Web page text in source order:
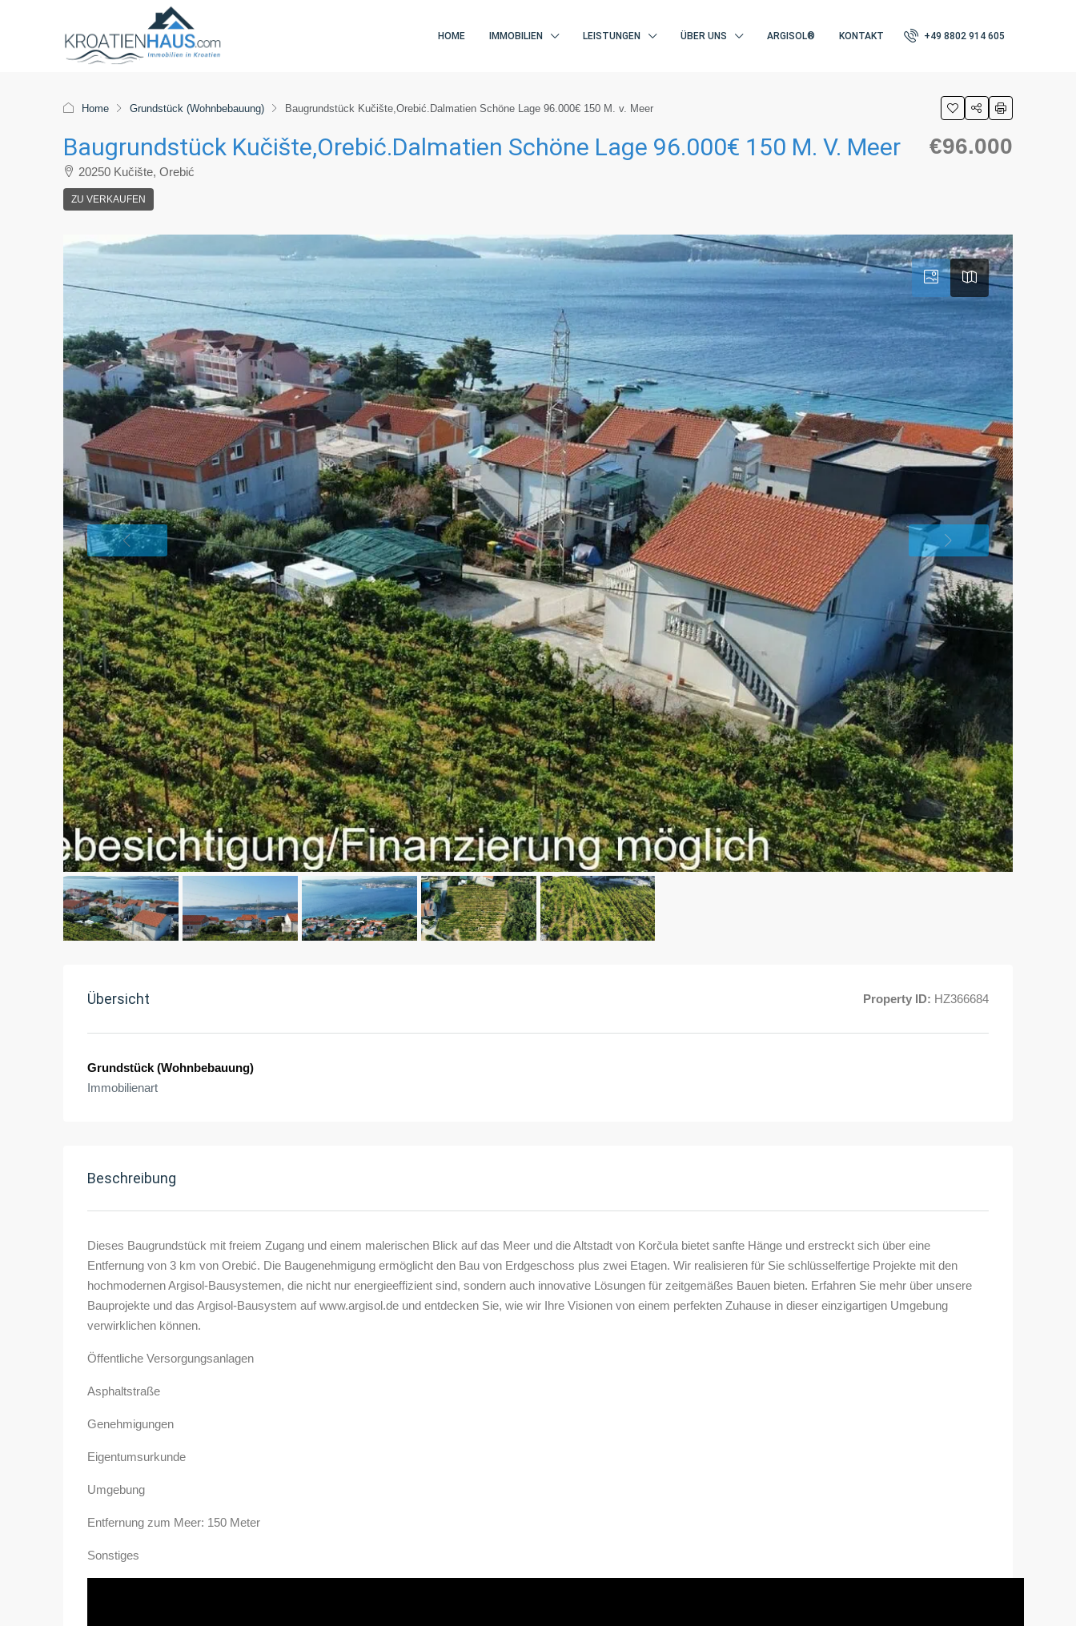
HOME IMMOBILIEN LEISTUNGEN ÜBER UNS ARGISOL® KONTAKT +49 8802 914 605
Home Grundstück (Wohnbebauung) Baugrundstück Kučište,Orebić.Dalmatien Schöne Lage 96.000€ 150 M. v. Meer
Baugrundstück Kučište,Orebić.Dalmatien Schöne Lage 96.000€ 150 M. V. Meer
20250 Kučište, Orebić
ZU VERKAUFEN
€96.000
Übersicht Property ID: HZ366684
Grundstück (Wohnbebauung)
Immobilienart
Beschreibung
Dieses Baugrundstück mit freiem Zugang und einem malerischen Blick auf das Meer und die Altstadt von Korčula bietet sanfte Hänge und erstreckt sich über eine
Entfernung von 3 km von Orebić. Die Baugenehmigung ermöglicht den Bau von Erdgeschoss plus zwei Etagen. Wir realisieren für Sie schlüsselfertige Projekte mit den
hochmodernen Argisol-Bausystemen, die nicht nur energieeffizient sind, sondern auch innovative Lösungen für zeitgemäßes Bauen bieten. Erfahren Sie mehr über unsere
Bauprojekte und das Argisol-Bausystem auf www.argisol.de und entdecken Sie, wie wir Ihre Visionen von einem perfekten Zuhause in dieser einzigartigen Umgebung
verwirklichen können.
Öffentliche Versorgungsanlagen
Asphaltstraße
Genehmigungen
Eigentumsurkunde
Umgebung
Entfernung zum Meer: 150 Meter
Sonstiges